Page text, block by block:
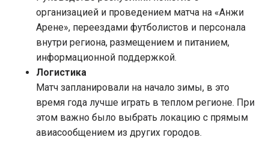
организацией и проведением матча на «Анжи
Арене», переездами футболистов и персонала
внутри региона, размещением и питанием,
информационной поддержкой.
Логистика
Матч запланировали на начало зимы, в это
время года лучше играть в теплом регионе. При
этом важно было выбрать локацию с прямым
авиасообщением из других городов.